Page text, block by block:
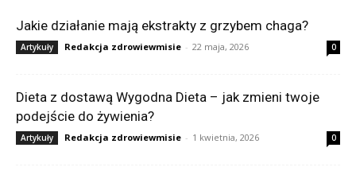
Jakie działanie mają ekstrakty z grzybem chaga?
Artykuły Redakcja zdrowiewmisie - 22 maja, 2026 0
Dieta z dostawą Wygodna Dieta – jak zmieni twoje
podejście do żywienia?
Artykuły Redakcja zdrowiewmisie - 1 kwietnia, 2026 0